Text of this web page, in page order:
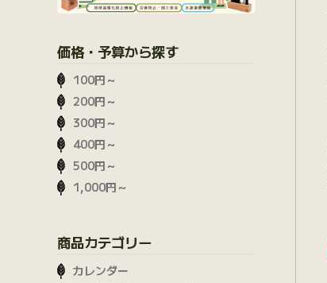
価格・予算から探す
100円～
200円～
300円～
400円～
500円～
1,000円～
商品カテゴリー
カレンダー